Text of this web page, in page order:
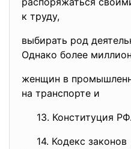
к труду,
выбирать род
Однако более
женщин в
на транспорте и
13. Конституция
14. Кодекс